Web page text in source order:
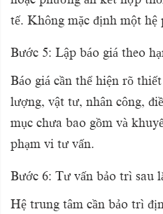
tế. Không mặc định một
Bước 5: Lập báo giá theo
Báo giá cần thể hiện rõ
lượng, vật tư, nhân công,
mục chưa bao gồm và
phạm vi tư vấn.
Bước 6: Tư vấn bảo trì sau
Hệ trung tâm cần bảo trì